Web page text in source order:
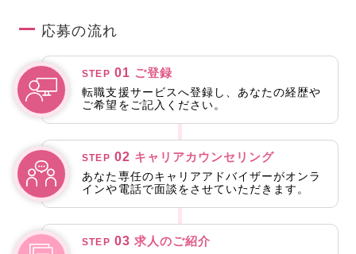
応募の流れ
STEP 01 ご登録
転職支援サービスへ登録し、あなたの経歴や
ご希望をご記入ください。
STEP 02 キャリアカウンセリング
あなた専任のキャリアアドバイザーがオンラ
インや電話で面談をさせていただきます。
STEP 03 求人のご紹介